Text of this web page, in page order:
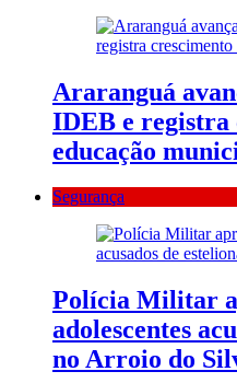
Araranguá
IDEB e registra
educação
Segurança
Polícia Militar
adolescentes
no Arroio do